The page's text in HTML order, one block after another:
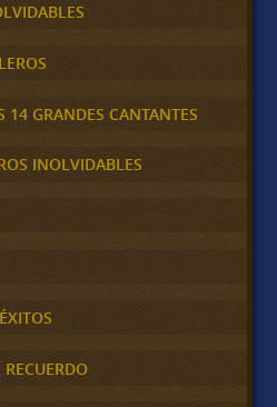
14 GRANDES CANTANTES
INOLVIDABLES